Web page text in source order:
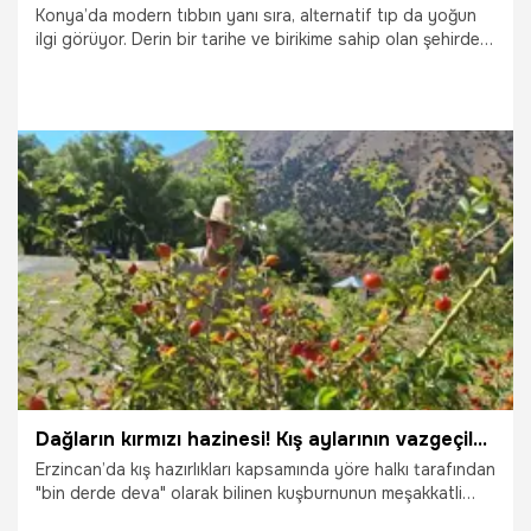
Konya’da modern tıbbın yanı sıra, alternatif tıp da yoğun
ilgi görüyor. Derin bir tarihe ve birikime sahip olan şehirde
28.01.2026 Konya
Dağların kırmızı hazinesi! Kış aylarının vazgeçilmezinde hasat zamanı
Erzincan’da kış hazırlıkları kapsamında yöre halkı tarafından
"bin derde deva" olarak bilinen kuşburnunun meşakkatli